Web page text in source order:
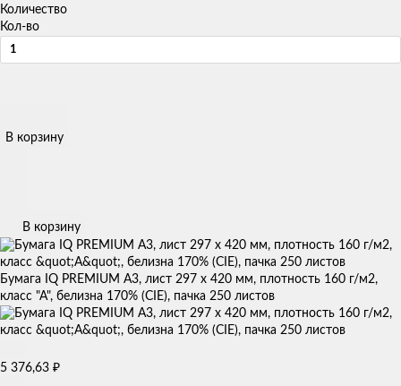
Количество
Кол-во
В корзину
В корзину
Бумага IQ PREMIUM А3, лист 297 x 420 мм, плотность 160 г/м2,
класс "А", белизна 170% (CIE), пачка 250 листов
5 376,63 ₽